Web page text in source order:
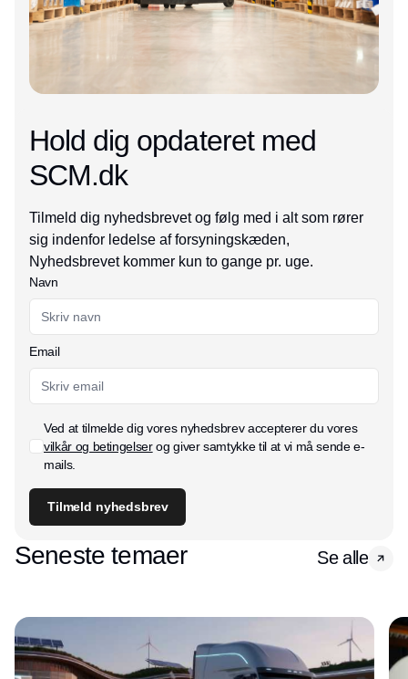
Hold dig opdateret med
SCM.dk
Tilmeld dig nyhedsbrevet og følg med i alt som rører
sig indenfor ledelse af forsyningskæden,
Nyhedsbrevet kommer kun to gange pr. uge.
Navn
Email
Ved at tilmelde dig vores nyhedsbrev accepterer du vores
vilkår og betingelserog giver samtykke til at vi må sende e-
mails.
Tilmeld nyhedsbrev
Seneste temaer Se alle